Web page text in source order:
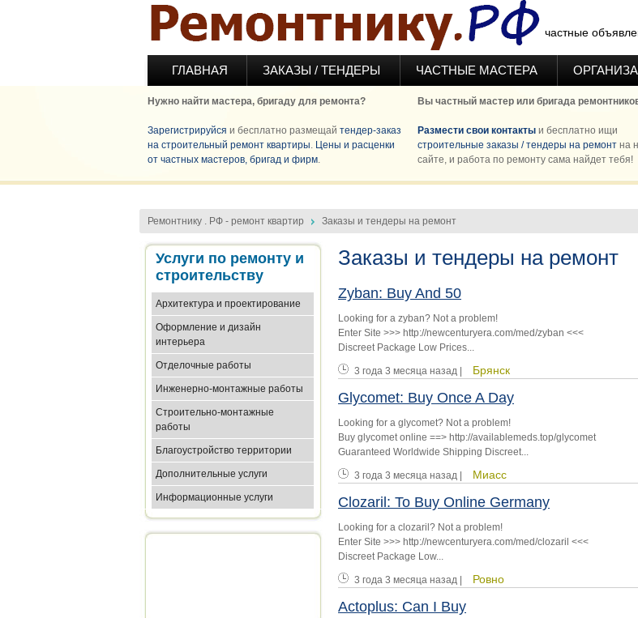
Перейти к основному содержанию
частные
ГЛАВНАЯ ЗАКАЗЫ / ТЕНДЕРЫ ЧАСТНЫЕ МАСТЕРА
Нужно найти мастера, бригаду для ремонта?
Зарегистрируйся и бесплатно размещай тендер-заказ
на строительный ремонт квартиры. Цены и расценки
от частных мастеров, бригад и фирм.
Вы частный мастер или бригада
Размести свои контакты и бесплатно ищи
строительные заказы / тендеры на ремонт на
сайте, и работа по ремонту сама найдет тебя!
Ремонтнику . РФ - ремонт квартир Заказы и тендеры на ремонт
Услуги по ремонту и
строительству
Архитектура и проектирование
Оформление и дизайн
интерьера
Отделочные работы
Инженерно-монтажные работы
Строительно-монтажные
работы
Благоустройство территории
Дополнительные услуги
Информационные услуги
Заказы и тендеры на ремонт
Zyban: Buy And 50
Looking for a zyban? Not a problem!
Enter Site >>> http://newcenturyera.com/med/zyban <<<
Discreet Package Low Prices...
3 года 3 месяца назад | Брянск
Glycomet: Buy Once A Day
Looking for a glycomet? Not a problem!
Buy glycomet online ==> http://availablemeds.top/glycomet
Guaranteed Worldwide Shipping Discreet...
3 года 3 месяца назад | Миасс
Clozaril: To Buy Online Germany
Looking for a clozaril? Not a problem!
Enter Site >>> http://newcenturyera.com/med/clozaril <<<
Discreet Package Low...
3 года 3 месяца назад | Ровно
Actoplus: Can I Buy